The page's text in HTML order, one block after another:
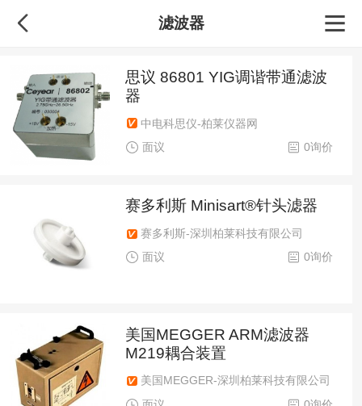
滤波器
思议 86801 YIG调谐带通滤波
器
中电科思仪-柏莱仪器网
0询价
面议
赛多利斯 Minisart®针头滤器
赛多利斯-深圳柏莱科技有限公司
0询价
面议
美国MEGGER ARM滤波器
M219耦合装置
美国MEGGER-深圳柏莱科技有限公司